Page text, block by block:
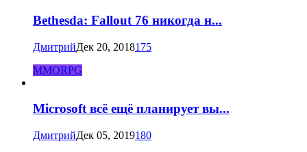
Bethesda: Fallout 76 никогда н...
ДмитрийДек 20, 2018175
MMORPG
Microsoft всё ещё планирует вы...
ДмитрийДек 05, 2019180